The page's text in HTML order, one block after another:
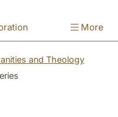
More
and Theology